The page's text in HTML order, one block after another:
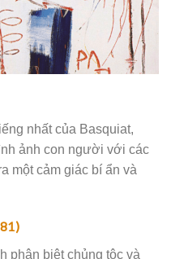
nhất của Basquiat,
ảnh con người với các
một cảm giác bí ẩn và
phân biệt chủng tộc và